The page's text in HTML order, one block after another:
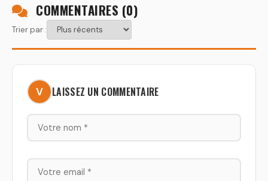
COMMENTAIRES (0)
Trier par :
LAISSEZ UN COMMENTAIRE